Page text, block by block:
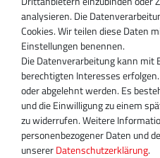
Miraustraße 27-29
D-13509 Berlin
+49 30 340 606 740
+49 30 340 606 740
+49 30 340 606 745
info@turboservice24.de
Aktuelle Öffnungszeiten
Mo-Fr: 08:00 Uhr - 18:00 Uhr
Sa: geschlossen
analysieren. Die
Cookies. Wir teilen diese Daten
Einstellungen benennen.
Die Datenverarbeitung kann mit
berechtigten Interesses
oder abgelehnt werden. Es
und die Einwilligung zu einem
zu widerrufen. Weitere
personenbezogener Daten und
unsererDaten­schutz­erklärung.